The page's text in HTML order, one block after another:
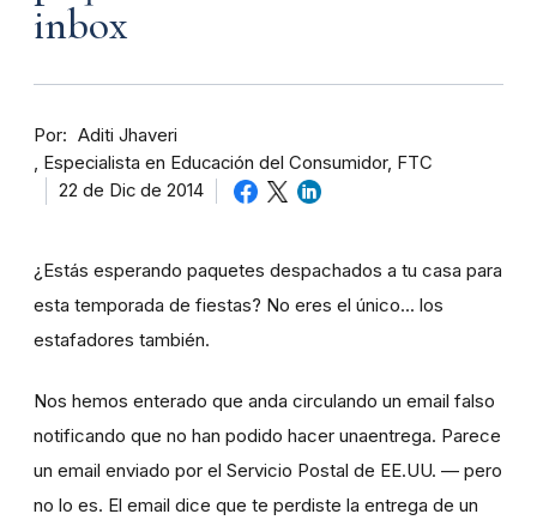
inbox
Por
Aditi Jhaveri
Especialista en Educación del Consumidor, FTC
22 de Dic de 2014
¿Estás esperando paquetes despachados a tu casa para
esta temporada de fiestas? No eres el único... los
estafadores también.
Nos hemos enterado que anda circulando un email falso
notificando que no han podido hacer unaentrega. Parece
un email enviado por el Servicio Postal de EE.UU. — pero
no lo es. El email dice que te perdiste la entrega de un